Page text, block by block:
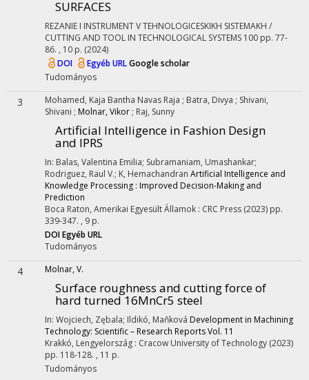
SURFACES
REZANIE I INSTRUMENT V TEHNOLOGICESKIKH SISTEMAKH /
CUTTING AND TOOL IN TECHNOLOGICAL SYSTEMS 100 pp. 77-
86. , 10 p. (2024)
DOI
Egyéb URLGoogle scholar
Tudományos
3 Mohamed, Kaja Bantha Navas Raja ; Batra, Divya ; Shivani,
Shivani ; Molnar, Vikor ; Raj, Sunny
Artificial Intelligence in Fashion Design
and IPRS
In: Balas, Valentina Emilia; Subramaniam, Umashankar;
Rodriguez, Raul V.; K, Hemachandran Artificial Intelligence and
Knowledge Processing : Improved Decision-Making and
Prediction
Boca Raton, Amerikai Egyesült Államok : CRC Press (2023) pp.
339-347. , 9 p.
DOIEgyéb URL
Tudományos
4 Molnar, V.
Surface roughness and cutting force of
hard turned 16MnCr5 steel
In: Wojciech, Zębala; Ildikó, Maňková Development in Machining
Technology: Scientific – Research Reports Vol. 11
Krakkó, Lengyelország : Cracow University of Technology (2023)
pp. 118-128. , 11 p.
Tudományos